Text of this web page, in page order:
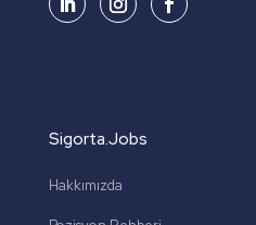
Sigorta.Jobs
Hakkımızda